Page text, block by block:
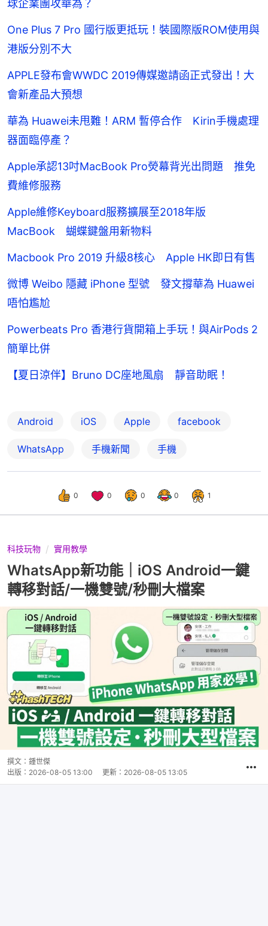
球企業團攻華為？
One Plus 7 Pro 國行版更抵玩！裝國際版ROM使用與
港版分別不大
APPLE發布會WWDC 2019傳媒邀請函正式發出！大
會新產品大預想
華為 Huawei未甩難！ARM 暫停合作 Kirin手機處理
器面臨停產？
Apple承認13吋MacBook Pro熒幕背光出問題 推免
費維修服務
Apple維修Keyboard服務擴展至2018年版
MacBook 蝴蝶鍵盤用新物料
Macbook Pro 2019 升級8核心 Apple HK即日有售
微博 Weibo 隱藏 iPhone 型號 發文撐華為 Huawei
唔怕尷尬
Powerbeats Pro 香港行貨開箱上手玩！與AirPods 2
簡單比併
【夏日涼伴】Bruno DC座地風扇 靜音助眠！
Android iOS Apple facebook
WhatsApp 手機新聞 手機
0 0 0 0 1
科技玩物 實用教學
WhatsApp新功能｜iOS Android一鍵
轉移對話/一機雙號/秒刪大檔案
撰文： 鍾世傑
出版： 2026-08-05 13:00 更新： 2026-08-05 13:05